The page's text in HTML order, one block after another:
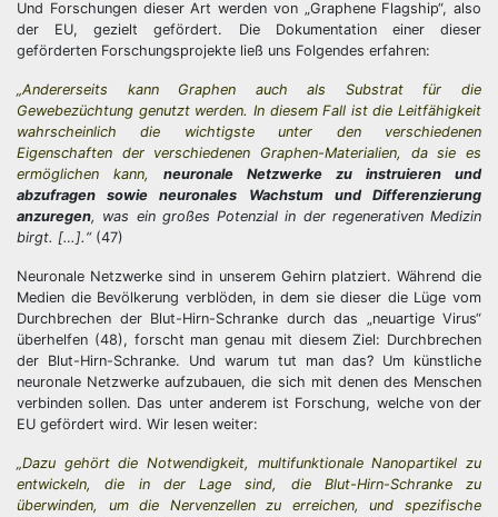
Und Forschungen dieser Art werden von „Graphene Flagship“, also
der EU, gezielt gefördert. Die Dokumentation einer dieser
geförderten Forschungsprojekte ließ uns Folgendes erfahren:
„Andererseits kann Graphen auch als Substrat für die
Gewebezüchtung genutzt werden. In diesem Fall ist die Leitfähigkeit
wahrscheinlich die wichtigste unter den verschiedenen
Eigenschaften der verschiedenen Graphen-Materialien, da sie es
ermöglichen kann,
neuronale Netzwerke zu instruieren und
abzufragen sowie neuronales Wachstum und Differenzierung
anzuregen, was ein großes Potenzial in der regenerativen Medizin
birgt. […].“(47)
Neuronale Netzwerke sind in unserem Gehirn platziert. Während die
Medien die Bevölkerung verblöden, in dem sie dieser die Lüge vom
Durchbrechen der Blut-Hirn-Schranke durch das „neuartige Virus“
überhelfen (48), forscht man genau mit diesem Ziel: Durchbrechen
der Blut-Hirn-Schranke. Und warum tut man das? Um künstliche
neuronale Netzwerke aufzubauen, die sich mit denen des Menschen
verbinden sollen. Das unter anderem ist Forschung, welche von der
EU gefördert wird. Wir lesen weiter:
„Dazu gehört die Notwendigkeit, multifunktionale Nanopartikel zu
entwickeln, die in der Lage sind, die Blut-Hirn-Schranke zu
überwinden, um die Nervenzellen zu erreichen, und spezifische